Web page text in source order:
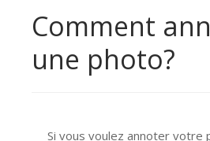
Comment
une photo?
Si vous voulez annoter votre